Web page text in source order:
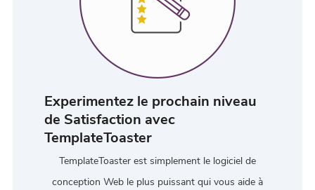
Experimentez le prochain niveau
de Satisfaction avec
TemplateToaster
TemplateToaster est simplement le logiciel de
conception Web le plus puissant qui vous aide à